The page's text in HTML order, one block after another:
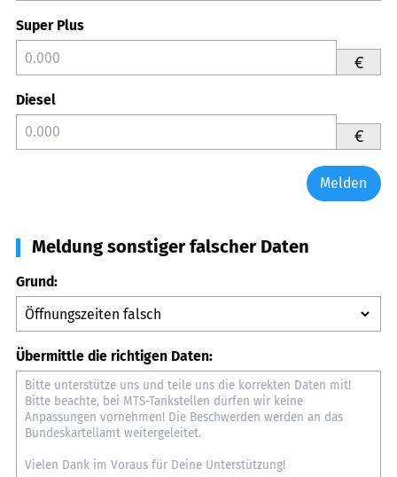
Super Plus
€
Diesel
€
Melden
Meldung sonstiger falscher Daten
Grund:
Übermittle die richtigen Daten: